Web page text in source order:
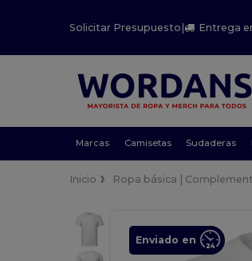
Solicitar Presupuesto | Entrega
Marcas Camisetas Sudaderas
Inicio Ropa básica |
Enviado en